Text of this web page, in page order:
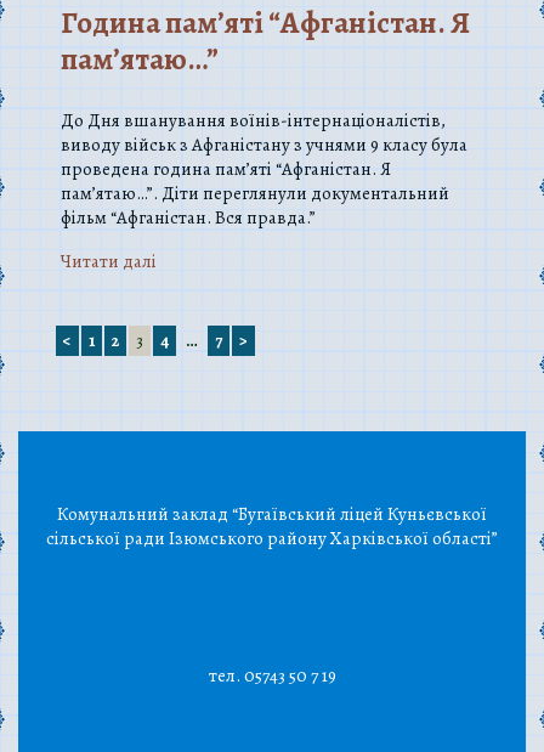
Година пам’яті “Афганістан. Я
пам’ятаю…”
До Дня вшанування воїнів-інтернаціоналістів,
виводу військ з Афганістану з учнями 9 класу була
проведена година пам’яті “Афганістан. Я
пам’ятаю…”. Діти переглянули документальний
фільм “Афганістан. Вся правда.”
Читати далi
< 1 2 3 4 … 7 >
Комунальний заклад “Бугаївський ліцей Куньєвської
сільської ради Ізюмського району Харківської області”
тел. 05743 50 7 19